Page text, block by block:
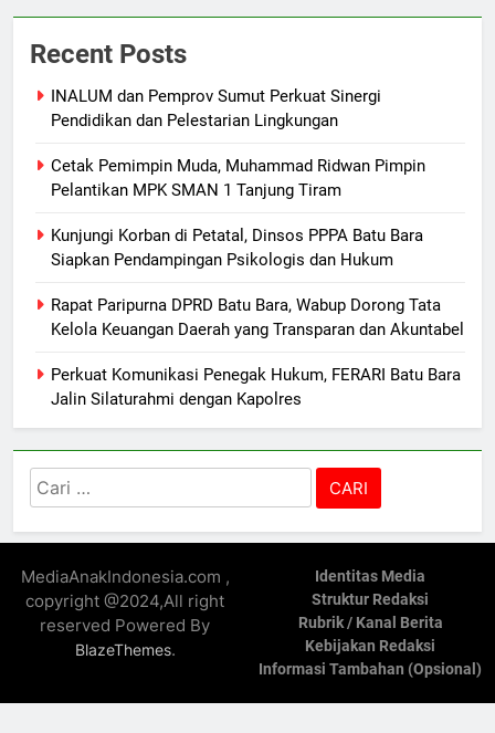
Recent Posts
INALUM dan Pemprov Sumut Perkuat Sinergi
Pendidikan dan Pelestarian Lingkungan
Cetak Pemimpin Muda, Muhammad Ridwan Pimpin
Pelantikan MPK SMAN 1 Tanjung Tiram
Kunjungi Korban di Petatal, Dinsos PPPA Batu Bara
Siapkan Pendampingan Psikologis dan Hukum
Rapat Paripurna DPRD Batu Bara, Wabup Dorong Tata
Kelola Keuangan Daerah yang Transparan dan Akuntabel
Perkuat Komunikasi Penegak Hukum, FERARI Batu Bara
Jalin Silaturahmi dengan Kapolres
Cari
untuk:
MediaAnakIndonesia.com ,
copyright @2024,All right
reserved Powered By
BlazeThemes.
Identitas Media
Struktur Redaksi
Rubrik / Kanal Berita
Kebijakan Redaksi
Informasi Tambahan (Opsional)